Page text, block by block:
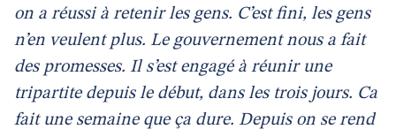
on a réussi à retenir les gens. C’est fini, les gens
n’en veulent plus. Le gouvernement nous a fait
des promesses. Il s’est engagé à réunir une
tripartite depuis le début, dans les trois jours. Ca
fait une semaine que ça dure. Depuis on se rend